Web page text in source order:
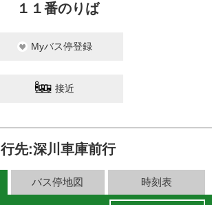
１１番のりば
Myバス停登録
接近
行先:深川車庫前行
バス停地図 時刻表